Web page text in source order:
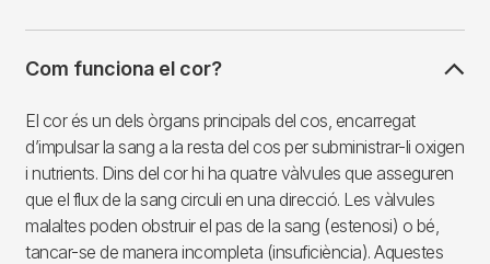
Com funciona el cor?
El cor és un dels òrgans principals del cos, encarregat
d’impulsar la sang a la resta del cos per subministrar-li oxigen
i nutrients. Dins del cor hi ha quatre vàlvules que asseguren
que el flux de la sang circuli en una direcció. Les vàlvules
malaltes poden obstruir el pas de la sang (estenosi) o bé,
tancar-se de manera incompleta (insuficiència). Aquestes